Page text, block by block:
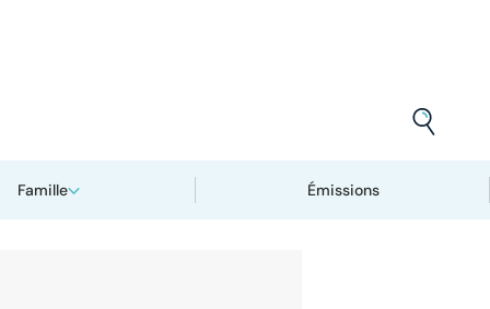
Famille Émissions